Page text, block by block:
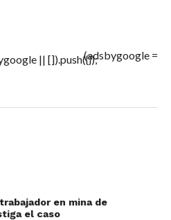
(adsbygoogle =
|| []).push({});
en mina de
el caso